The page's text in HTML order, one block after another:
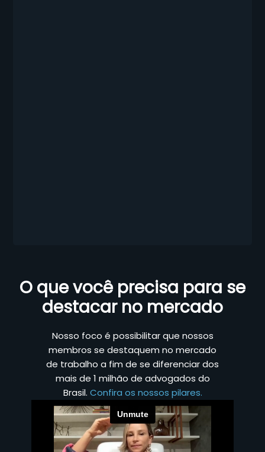
O que você precisa para se
destacar no mercado
Nosso foco é possibilitar que nossos
membros se destaquem no mercado
de trabalho a fim de se diferenciar dos
mais de 1 milhão de advogados do
Brasil. Confira os nossos pilares.